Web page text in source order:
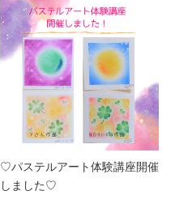
♡パステルアート体験講座開催
しました♡